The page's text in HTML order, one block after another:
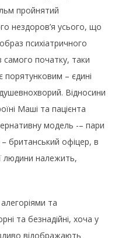
пройнятий
нездоров’я усього, що
психіатричного
початку, таки
порятунковим – єдині
Відносини
Маші та пацієнта
модель -– пари
британський офіцер, в
людини належить,
та
та безнадійні, хоча у
відображають